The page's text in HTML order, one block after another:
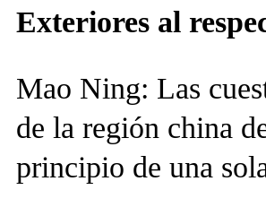
Exteriores al
Mao Ning: Las
de la región china
principio de una